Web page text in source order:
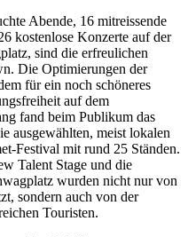
Abende, 16 mitreissende
kostenlose Konzerte auf der
sind die erfreulichen
Die Optimierungen der
für ein noch schöneres
auf dem
fand beim Publikum das
ausgewählten, meist lokalen
Festival mit rund 25 Ständen.
Talent Stage und die
wurden nicht nur von
sondern auch von der
Touristen.